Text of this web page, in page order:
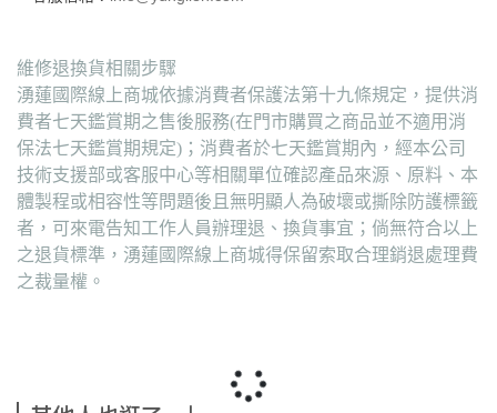
維修退換貨相關步驟
湧蓮國際線上商城依據消費者保護法第十九條規定，提供消
費者七天鑑賞期之售後服務(在門市購買之商品並不適用消
保法七天鑑賞期規定)；消費者於七天鑑賞期內，經本公司
技術支援部或客服中心等相關單位確認產品來源、原料、本
體製程或相容性等問題後且無明顯人為破壞或撕除防護標籤
者，可來電告知工作人員辦理退、換貨事宜；倘無符合以上
之退貨標準，湧蓮國際線上商城得保留索取合理銷退處理費
之裁量權。